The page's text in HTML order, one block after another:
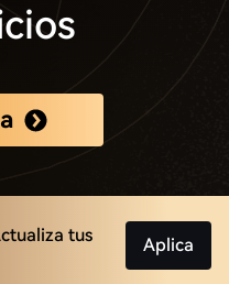
tus
Aplica